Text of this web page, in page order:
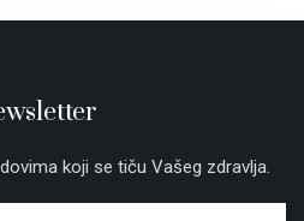
koji se tiču Vašeg zdravlja.